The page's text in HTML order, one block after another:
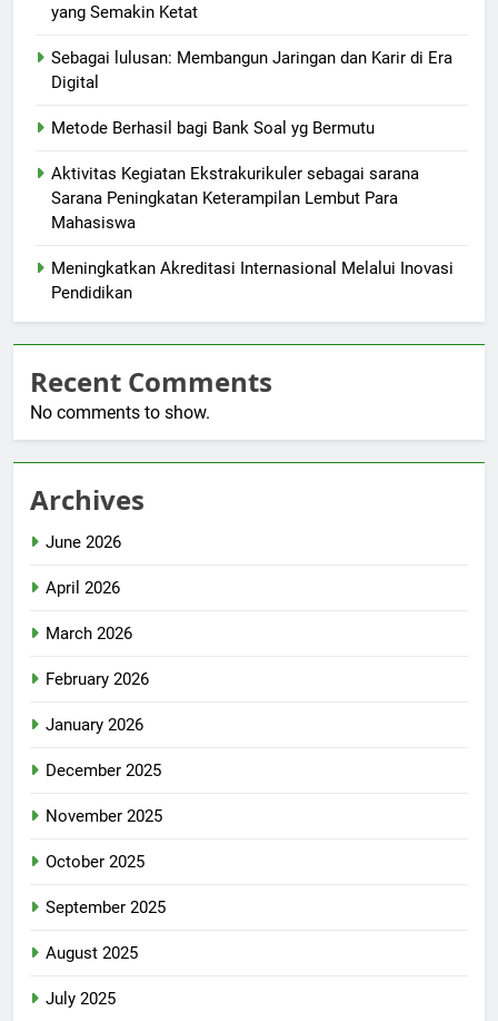
yang Semakin Ketat
Sebagai lulusan: Membangun Jaringan dan Karir di Era
Digital
Metode Berhasil bagi Bank Soal yg Bermutu
Aktivitas Kegiatan Ekstrakurikuler sebagai sarana
Sarana Peningkatan Keterampilan Lembut Para
Mahasiswa
Meningkatkan Akreditasi Internasional Melalui Inovasi
Pendidikan
Recent Comments
No comments to show.
Archives
June 2026
April 2026
March 2026
February 2026
January 2026
December 2025
November 2025
October 2025
September 2025
August 2025
July 2025